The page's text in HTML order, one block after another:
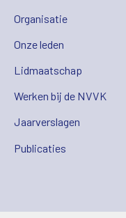
Organisatie
Onze leden
Lidmaatschap
Werken bij de NVVK
Jaarverslagen
Publicaties